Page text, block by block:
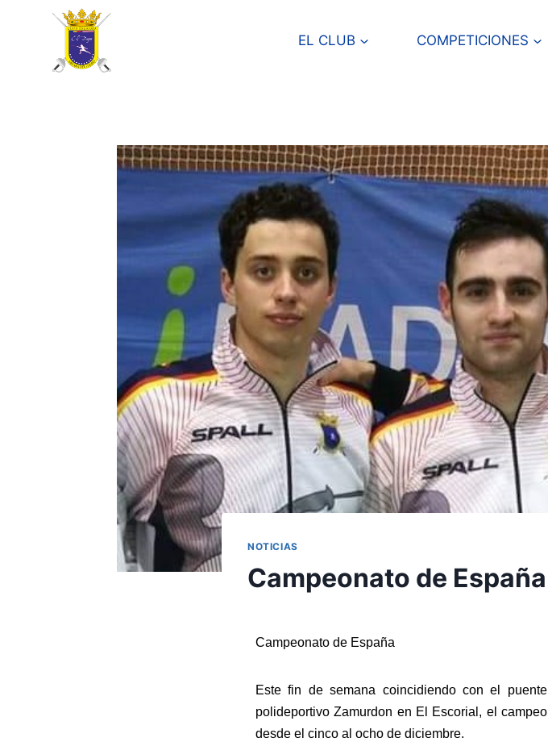
EL CLUB COMPETICIONES
NOTICIAS
Campeonato de España
Campeonato de España
Este fin de semana coincidiendo con el
polideportivo Zamurdon en El Escorial, el
desde el cinco al ocho de diciembre.